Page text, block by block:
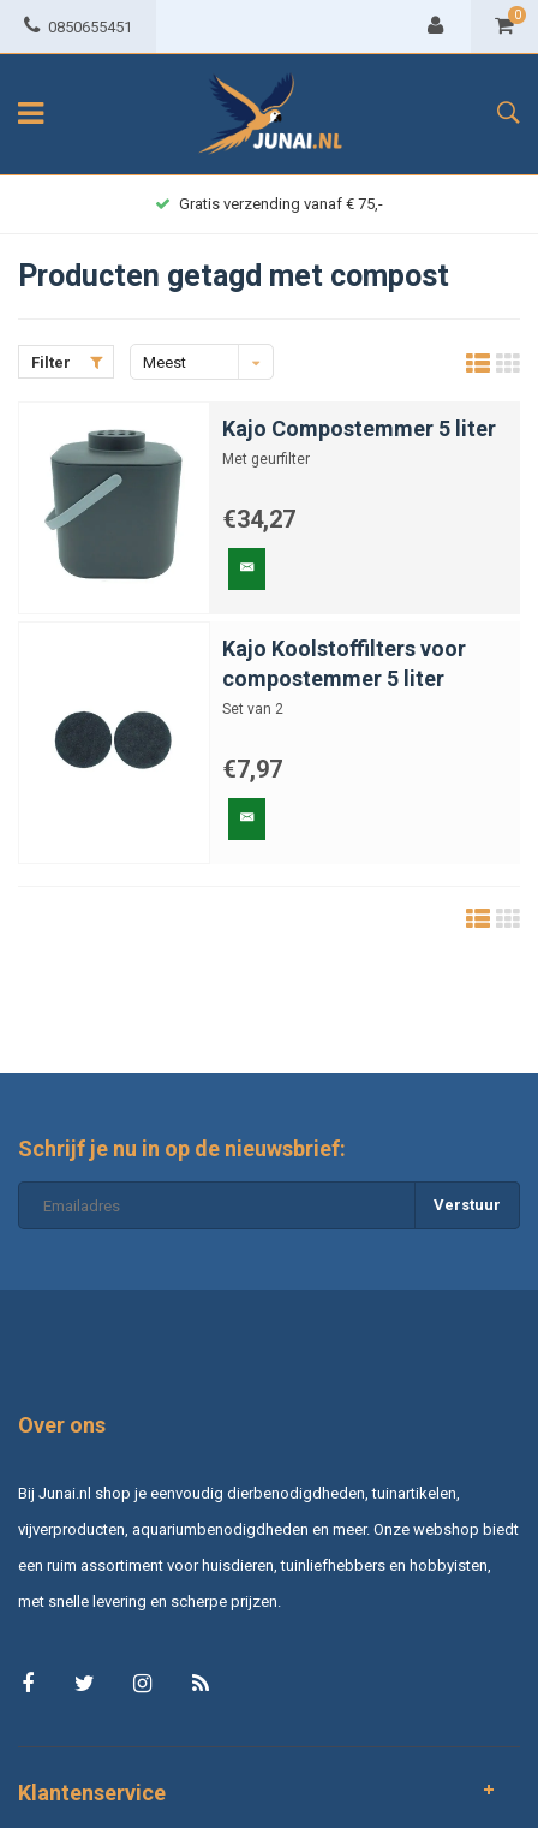
0850655451
0
Gratis verzending vanaf € 75,-
Producten getagd met compost
Filter
Meest
Kajo Compostemmer 5 liter
Met geurfilter
€34,27
Kajo Koolstoffilters voor
compostemmer 5 liter
Set van 2
€7,97
Schrijf je nu in op de nieuwsbrief:
Verstuur
Over ons
Bij Junai.nl shop je eenvoudig dierbenodigdheden, tuinartikelen,
vijverproducten, aquariumbenodigdheden en meer. Onze webshop biedt
een ruim assortiment voor huisdieren, tuinliefhebbers en hobbyisten,
met snelle levering en scherpe prijzen.
Klantenservice